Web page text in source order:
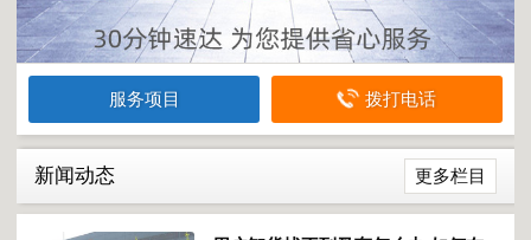
服务项目 拨打电话
更多栏目
新闻动态